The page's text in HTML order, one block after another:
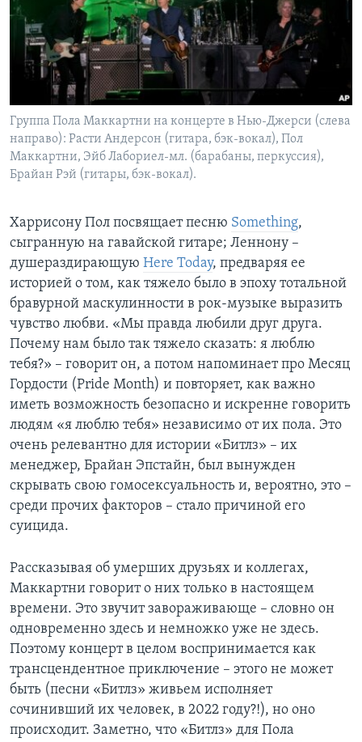
Группа Пола Маккартни на концерте в Нью-Джерси (слева
направо): Расти Андерсон (гитара, бэк-вокал), Пол
Маккартни, Эйб Лабориел-мл. (барабаны, перкуссия),
Брайан Рэй (гитары, бэк-вокал).
Харрисону Пол посвящает песню Something,
сыгранную на гавайской гитаре; Леннону –
душераздирающую Here Today, предваряя ее
историей о том, как тяжело было в эпоху тотальной
бравурной маскулинности в рок-музыке выразить
чувство любви. «Мы правда любили друг друга.
Почему нам было так тяжело сказать: я люблю
тебя?» – говорит он, а потом напоминает про Месяц
Гордости (Pride Month) и повторяет, как важно
иметь возможность безопасно и искренне говорить
людям «я люблю тебя» независимо от их пола. Это
очень релевантно для истории «Битлз» – их
менеджер, Брайан Эпстайн, был вынужден
скрывать свою гомосексуальность и, вероятно, это –
среди прочих факторов – стало причиной его
суицида.
Рассказывая об умерших друзьях и коллегах,
Маккартни говорит о них только в настоящем
времени. Это звучит завораживающе – словно он
одновременно здесь и немножко уже не здесь.
Поэтому концерт в целом воспринимается как
трансцендентное приключение – этого не может
быть (песни «Битлз» живьем исполняет
сочинивший их человек, в 2022 году?!), но оно
происходит. Заметно, что «Битлз» для Пола